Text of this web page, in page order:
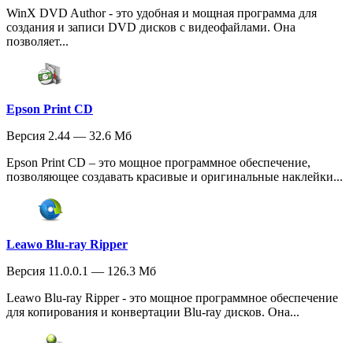
WinX DVD Author - это удобная и мощная программа для
создания и записи DVD дисков с видеофайлами. Она
позволяет...
Epson Print CD
Версия 2.44 — 32.6 Мб
Epson Print CD – это мощное программное обеспечение,
позволяющее создавать красивые и оригинальные наклейки...
Leawo Blu-ray Ripper
Версия 11.0.0.1 — 126.3 Мб
Leawo Blu-ray Ripper - это мощное программное обеспечение
для копирования и конвертации Blu-ray дисков. Она...